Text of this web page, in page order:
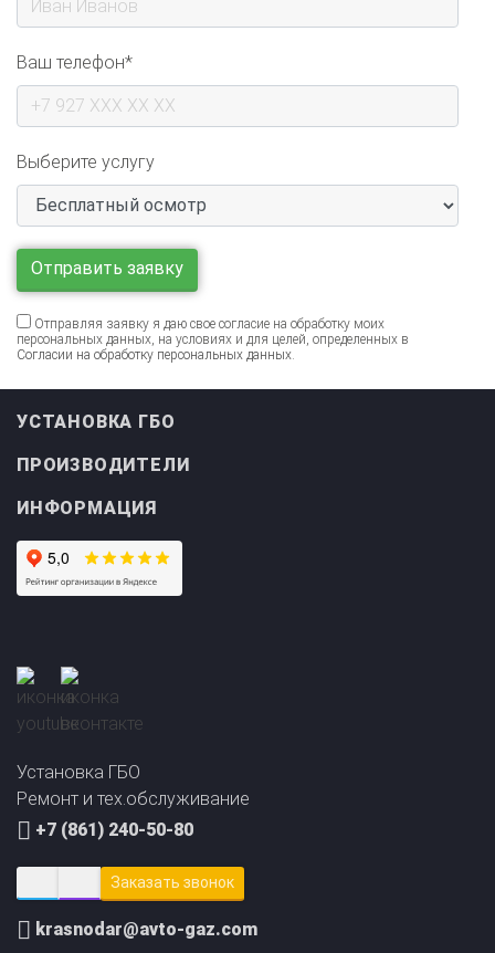
установку ГБО
Отправляя заявку я даю свое согласие на обработку моих
персональных данных, на условиях и для целей, определенных в
Согласии на обработку персональных данных.
УСТАНОВКА ГБО
ИНФОРМАЦИЯ
Ремонт и тех.обслуживание
+7 (861) 240-50-80
krasnodar@avto-gaz.com